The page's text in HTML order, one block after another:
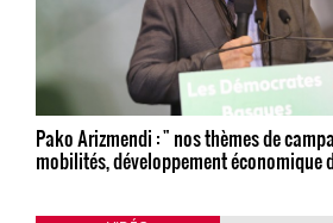
Pako Arizmendi : " nos thèmes de
mobilités, développement économique